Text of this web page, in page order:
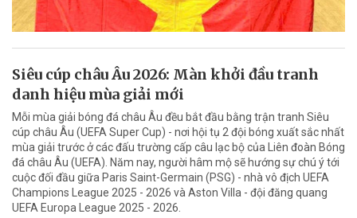
Siêu cúp châu Âu 2026: Màn khởi đầu tranh
danh hiệu mùa giải mới
Mỗi mùa giải bóng đá châu Âu đều bắt đầu bằng trận tranh Siêu
cúp châu Âu (UEFA Super Cup) - nơi hội tụ 2 đội bóng xuất sắc nhất
mùa giải trước ở các đấu trường cấp câu lạc bộ của Liên đoàn Bóng
đá châu Âu (UEFA). Năm nay, người hâm mộ sẽ hướng sự chú ý tới
cuộc đối đầu giữa Paris Saint-Germain (PSG) - nhà vô địch UEFA
Champions League 2025 - 2026 và Aston Villa - đội đăng quang
UEFA Europa League 2025 - 2026.